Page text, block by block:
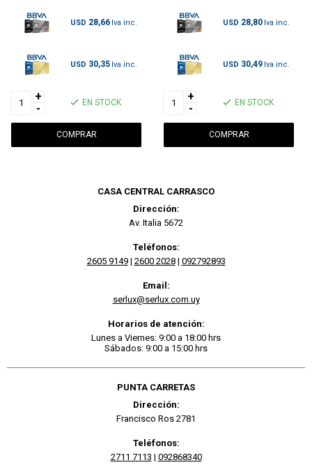
USD 28,66
USD 30,35
+
-
EN STOCK
USD 28,80
USD 30,49
+
-
EN STOCK
CASA CENTRAL CARRASCO
Dirección:
Av. Italia 5672
Teléfonos:
2605 9149| 2600 2028| 092792893
Email:
serlux@serlux.com.uy
Horarios de atención:
Lunes a Viernes: 9:00 a 18:00 hrs
Sábados: 9:00 a 15:00 hrs
PUNTA CARRETAS
Dirección:
Francisco Ros 2781
Teléfonos:
2711 7113 | 092868340